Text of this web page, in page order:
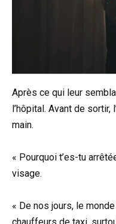
Après ce qui leur
l’hôpital. Avant de
main.
« Pourquoi t’es-tu
visage.
« De nos jours, le